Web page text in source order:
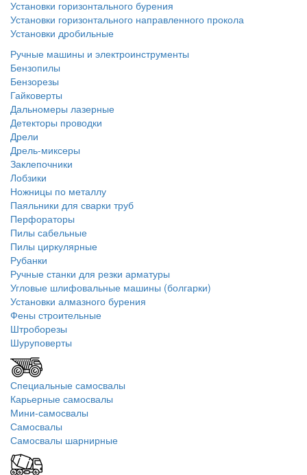
Установки горизонтального бурения
Установки горизонтального направленного прокола
Установки дробильные
Ручные машины и электроинструменты
Бензопилы
Бензорезы
Гайковерты
Дальномеры лазерные
Детекторы проводки
Дрели
Дрель-миксеры
Заклепочники
Лобзики
Ножницы по металлу
Паяльники для сварки труб
Перфораторы
Пилы сабельные
Пилы циркулярные
Рубанки
Ручные станки для резки арматуры
Угловые шлифовальные машины (болгарки)
Установки алмазного бурения
Фены строительные
Штроборезы
Шуруповерты
Специальные самосвалы
Карьерные самосвалы
Мини-самосвалы
Самосвалы
Самосвалы шарнирные